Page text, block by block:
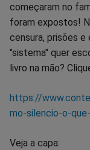
começaram no
foram expostos!
censura, prisões e
"sistema" quer
livro na mão?
https://
mo-silencio-o-
Veja a capa: